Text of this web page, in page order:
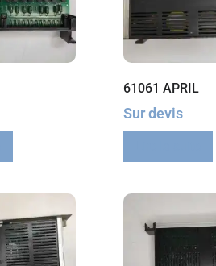
61061 APRIL
Sur devis